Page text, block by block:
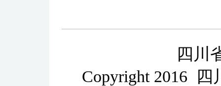
四川
Copyright 2016 四